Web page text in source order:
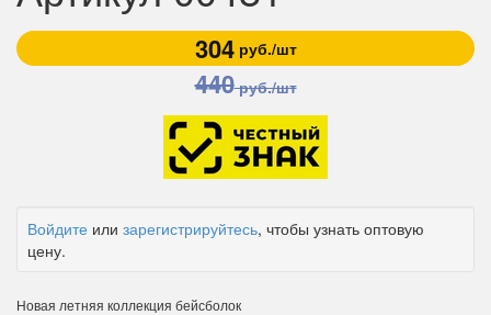
304руб./шт
440руб./шт
Войдите или зарегистрируйтесь, чтобы узнать оптовую
цену.
Новая летняя коллекция бейсболок